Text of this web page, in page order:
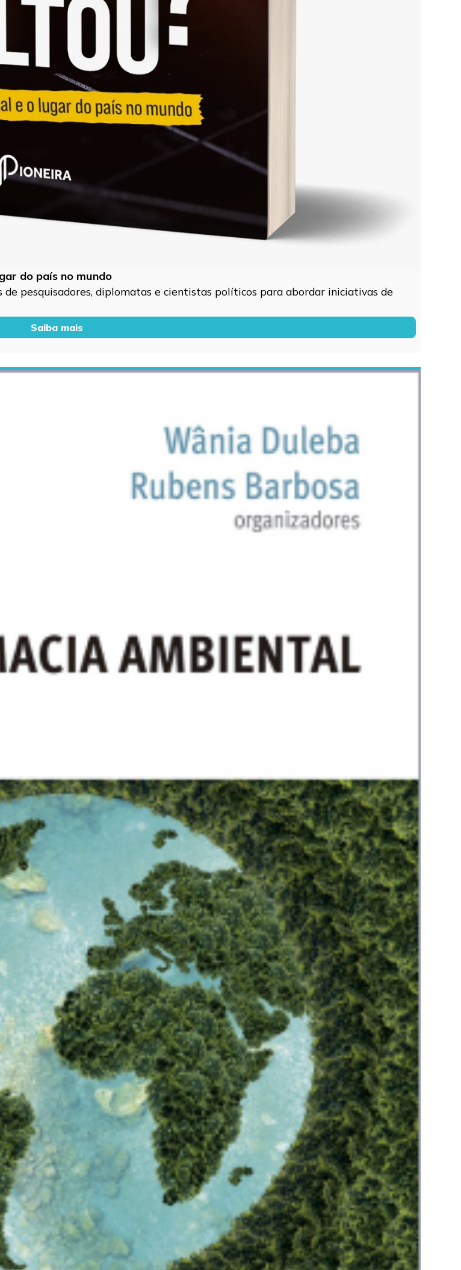
do país no mundo
pesquisadores, diplomatas e cientistas políticos para abordar iniciativas de
Saiba mais